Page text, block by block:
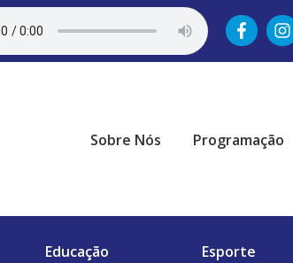
Sobre Nós Programação
Educação Esporte